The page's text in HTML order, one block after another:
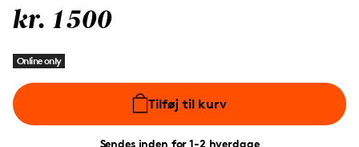
kr. 1500
Online only
Tilføj til kurv
Sendes inden for 1-2 hverdage